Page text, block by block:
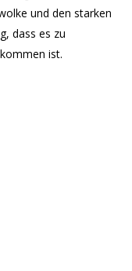
und den starken
dass es zu
ist.